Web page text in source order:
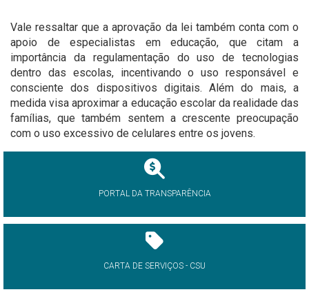
Vale ressaltar que a aprovação da lei também conta com o
apoio de especialistas em educação, que citam a
importância da regulamentação do uso de tecnologias
dentro das escolas, incentivando o uso responsável e
consciente dos dispositivos digitais. Além do mais, a
medida visa aproximar a educação escolar da realidade das
famílias, que também sentem a crescente preocupação
com o uso excessivo de celulares entre os jovens.
PORTAL DA TRANSPARÊNCIA
CARTA DE SERVIÇOS - CSU